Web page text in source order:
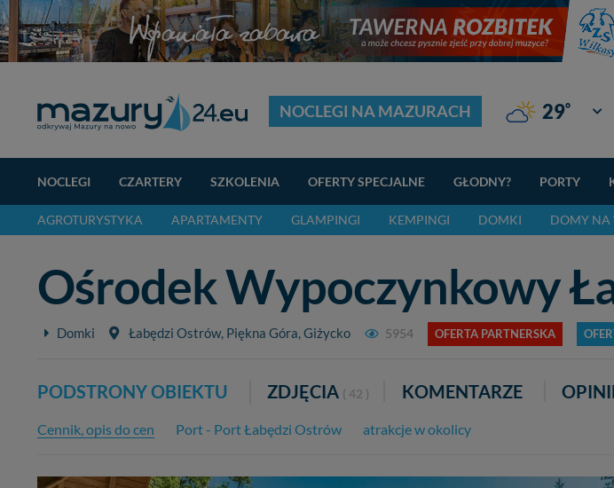
NOCLEGI NA MAZURACH 29°
NOCLEGI CZARTERY SZKOLENIA OFERTY SPECJALNE GŁODNY? PORTY
AGROTURYSTYKA APARTAMENTY GLAMPINGI KEMPINGI DOMKI DOMY NA
Ośrodek Wypoczynkowy
Domki Łabędzi Ostrów, Piękna Góra, Giżycko 5954 OFERTA PARTNERSKA
PODSTRONY OBIEKTU ZDJĘCIA ( 42 ) KOMENTARZE
Cennik, opis do cen Port - Port Łabędzi Ostrów atrakcje w okolicy